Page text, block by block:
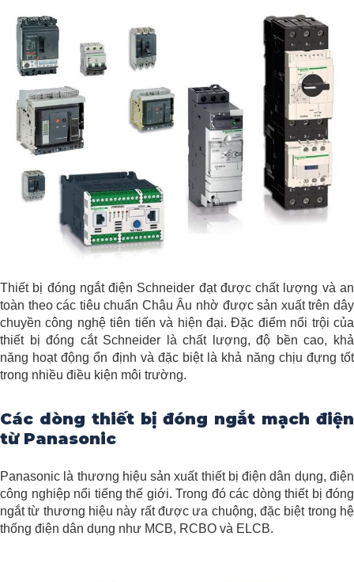
Thiết bị đóng ngắt điện Schneider đạt được chất lượng và an
toàn theo các tiêu chuẩn Châu Âu nhờ được sản xuất trên dây
chuyền công nghệ tiên tiến và hiện đại. Đặc điểm nổi trội của
thiết bị đóng cắt Schneider là chất lượng, độ bền cao, khả
năng hoạt động ổn định và đặc biệt là khả năng chịu đựng tốt
trong nhiều điều kiện môi trường.
Các dòng thiết bị đóng ngắt mạch điện
từ Panasonic
Panasonic là thương hiệu sản xuất thiết bị điện dân dụng, điện
công nghiệp nổi tiếng thế giới. Trong đó các dòng thiết bị đóng
ngắt từ thương hiệu này rất được ưa chuộng, đặc biệt trong hệ
thống điện dân dụng như MCB, RCBO và ELCB.